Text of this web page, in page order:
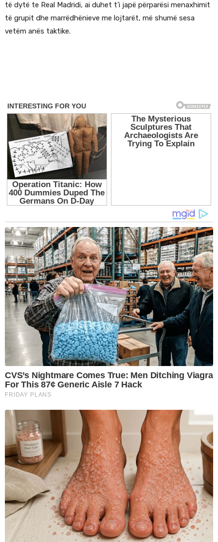
të dytë te Real Madridi, ai duhet t’i japë përparësi menaxhimit
të grupit dhe marrëdhënieve me lojtarët, më shumë sesa
vetëm anës taktike.